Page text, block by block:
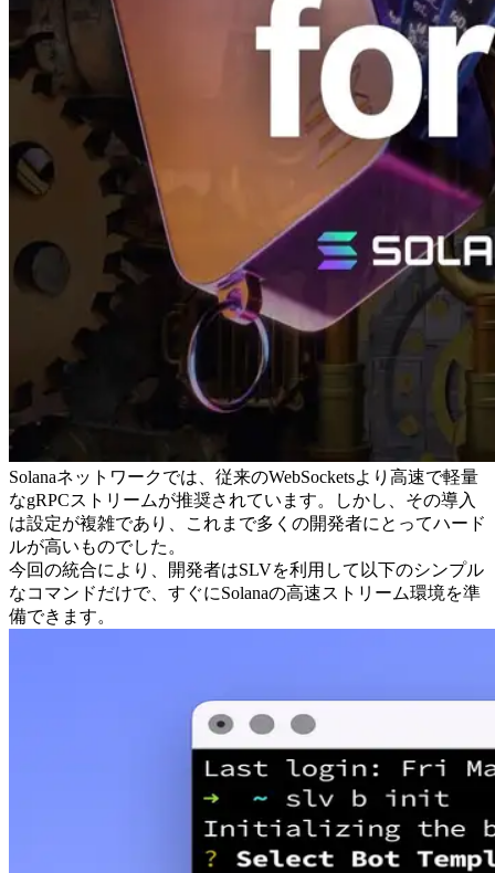
Solanaネットワークでは、従来のWebSocketsより高速で軽量
なgRPCストリームが推奨されています。しかし、その導入
は設定が複雑であり、これまで多くの開発者にとってハード
ルが高いものでした。
今回の統合により、開発者はSLVを利用して以下のシンプル
なコマンドだけで、すぐにSolanaの高速ストリーム環境を準
備できます。